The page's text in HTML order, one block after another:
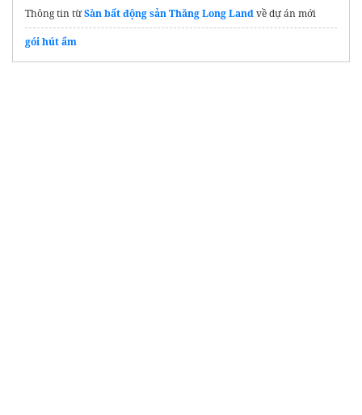
Thông tin từSàn bất động sản Thăng Long Landvề dự án mới
gói hút ẩm